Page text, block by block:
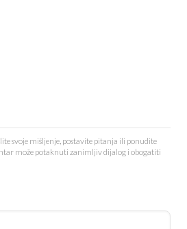
svoje mišljenje, postavite pitanja ili ponudite
može potaknuti zanimljiv dijalog i obogatiti